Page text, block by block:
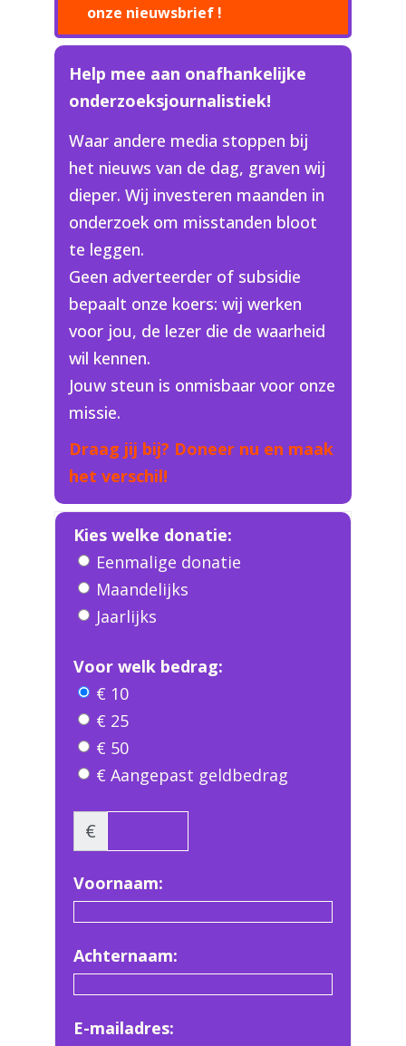
onze nieuwsbrief !
Help mee aan onafhankelijke
onderzoeksjournalistiek!
Waar andere media stoppen bij
het nieuws van de dag, graven wij
dieper. Wij investeren maanden in
onderzoek om misstanden bloot
te leggen.
Geen adverteerder of subsidie
bepaalt onze koers: wij werken
voor jou, de lezer die de waarheid
wil kennen.
Jouw steun is onmisbaar voor onze
missie.
Draag jij bij? Doneer nu en maak
het verschil!
Kies welke donatie:
Eenmalige donatie
Maandelijks
Jaarlijks
Voor welk bedrag:
€ 10
€ 25
€ 50
€ Aangepast geldbedrag
€
Voornaam:
Achternaam:
E-mailadres: